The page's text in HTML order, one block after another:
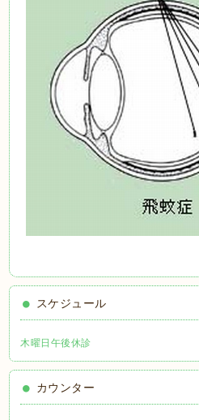
スケジュール
木曜日午後休診
カウンター